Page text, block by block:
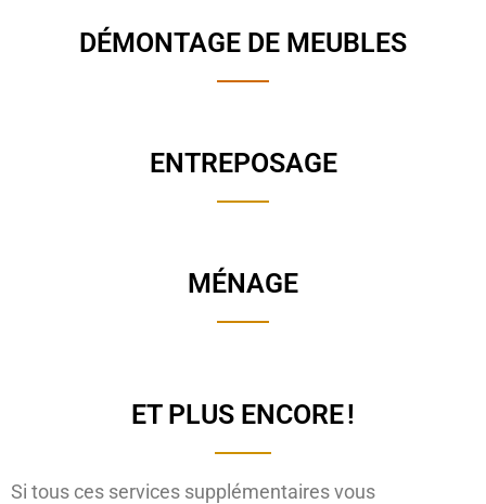
DÉMONTAGE DE MEUBLES
ENTREPOSAGE
MÉNAGE
ET PLUS ENCORE !
Si tous ces services supplémentaires vous